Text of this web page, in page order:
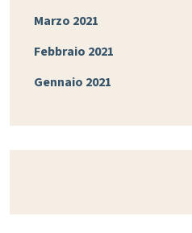
Marzo 2021
Febbraio 2021
Gennaio 2021